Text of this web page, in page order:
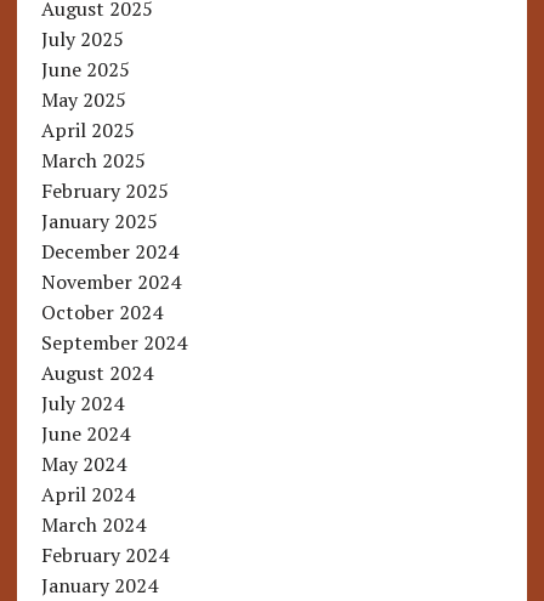
August 2025
July 2025
June 2025
May 2025
April 2025
March 2025
February 2025
January 2025
December 2024
November 2024
October 2024
September 2024
August 2024
July 2024
June 2024
May 2024
April 2024
March 2024
February 2024
January 2024